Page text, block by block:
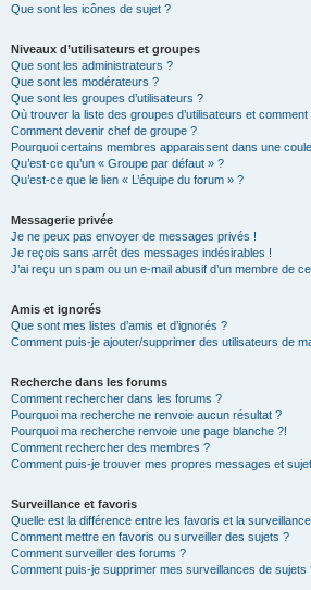
Que sont les icônes de sujet ?
Niveaux d’utilisateurs et groupes
Que sont les administrateurs ?
Que sont les modérateurs ?
Que sont les groupes d’utilisateurs ?
Où trouver la liste des groupes d’utilisateurs et
Comment devenir chef de groupe ?
Pourquoi certains membres apparaissent dans une
Qu’est-ce qu’un « Groupe par défaut » ?
Qu’est-ce que le lien « L’équipe du forum » ?
Messagerie privée
Je ne peux pas envoyer de messages privés !
Je reçois sans arrêt des messages indésirables !
J’ai reçu un spam ou un e-mail abusif d’un membre de
Amis et ignorés
Que sont mes listes d’amis et d’ignorés ?
Comment puis-je ajouter/supprimer des utilisateurs de
Recherche dans les forums
Comment rechercher dans les forums ?
Pourquoi ma recherche ne renvoie aucun résultat ?
Pourquoi ma recherche renvoie une page blanche ?!
Comment rechercher des membres ?
Comment puis-je trouver mes propres messages et
Surveillance et favoris
Quelle est la différence entre les favoris et la
Comment mettre en favoris ou surveiller des sujets ?
Comment surveiller des forums ?
Comment puis-je supprimer mes surveillances de sujets